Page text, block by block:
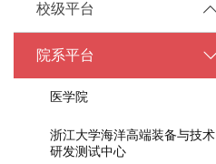
校级平台
院系平台
医学院
浙江大学海洋高端装备与技术
研发测试中心